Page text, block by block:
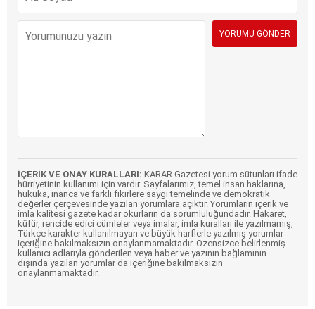
İÇERİK VE ONAY KURALLARI: KARAR Gazetesi yorum sütunları ifade
hürriyetinin kullanımı için vardır. Sayfalarımız, temel insan haklarına,
hukuka, inanca ve farklı fikirlere saygı temelinde ve demokratik
değerler çerçevesinde yazılan yorumlara açıktır. Yorumların içerik ve
imla kalitesi gazete kadar okurların da sorumluluğundadır. Hakaret,
küfür, rencide edici cümleler veya imalar, imla kuralları ile yazılmamış,
Türkçe karakter kullanılmayan ve büyük harflerle yazılmış yorumlar
içeriğine bakılmaksızın onaylanmamaktadır. Özensizce belirlenmiş
kullanıcı adlarıyla gönderilen veya haber ve yazının bağlamının
dışında yazılan yorumlar da içeriğine bakılmaksızın
onaylanmamaktadır.